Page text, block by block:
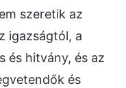
szeretik az
igazságtól, a
és hitvány, és az
és